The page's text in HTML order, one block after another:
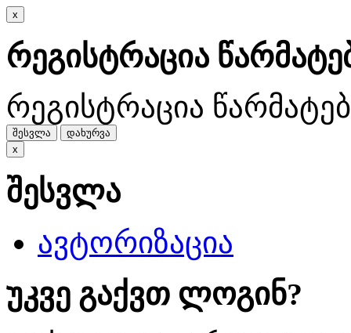
x
რეგისტრაცია
რეგისტრაცია
შესვლა
დახურვა
x
შესვლა
ავტორიზაცია
უკვე გაქვთ ლოგინ?